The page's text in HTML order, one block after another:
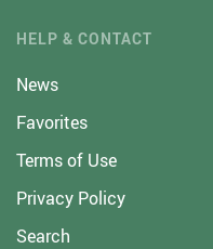
HELP & CONTACT
News
Favorites
Terms of Use
Privacy Policy
Search